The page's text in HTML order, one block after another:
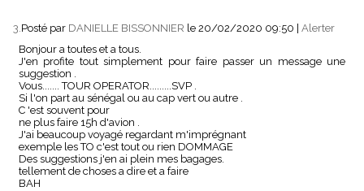
3. Posté par DANIELLE BISSONNIER le 20/02/2020 09:50 | Alerter
Bonjour a toutes et a tous.
J'en profite tout simplement pour faire passer un message une
suggestion .
Vous....... TOUR OPERATOR.........SVP .
Si l'on part au sénégal ou au cap vert ou autre .
C 'est souvent pour
ne plus faire 15h d'avion .
J'ai beaucoup voyagé regardant m'imprégnant
exemple les TO c'est tout ou rien DOMMAGE
Des suggestions j'en ai plein mes bagages.
tellement de choses a dire et a faire
BAH